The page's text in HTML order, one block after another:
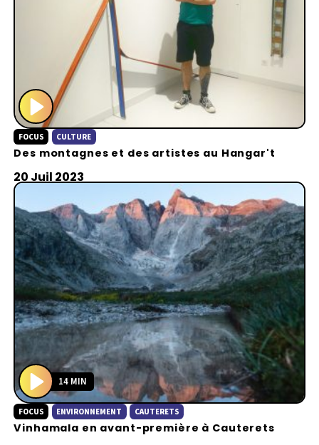
P
l
a
y
FOCUS CULTURE
Des montagnes et des artistes au Hangar't
20 Juil 2023
P
l
a
14 MIN
FOCUS ENVIRONNEMENT CAUTERETS
Vinhamala en avant-première à Cauterets